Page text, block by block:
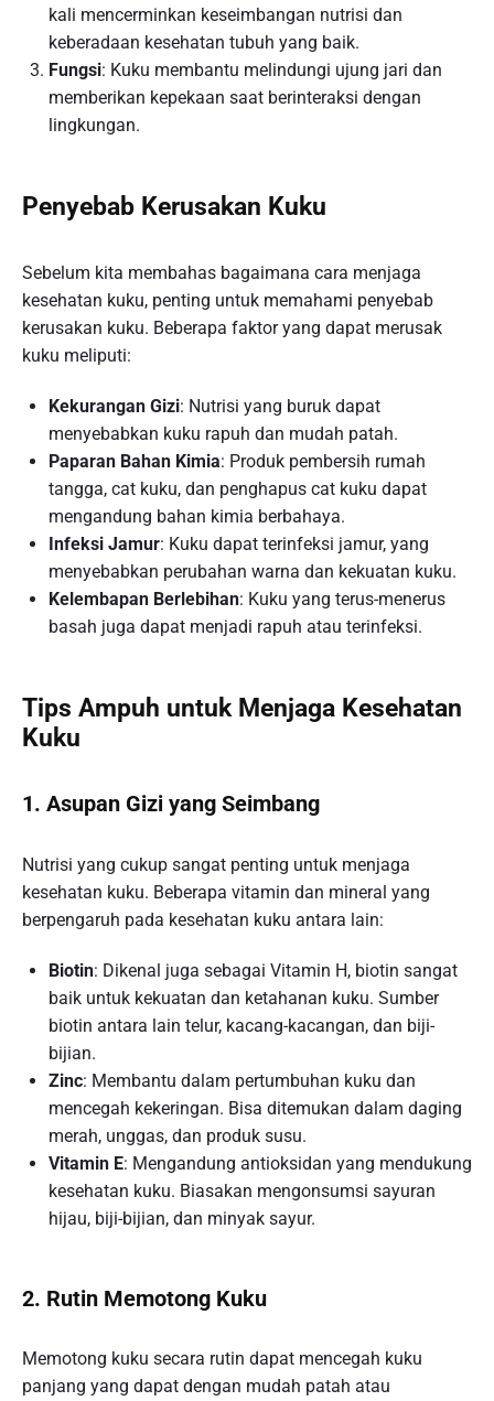
kali mencerminkan keseimbangan nutrisi dan
keberadaan kesehatan tubuh yang baik.
Fungsi: Kuku membantu melindungi ujung jari dan
memberikan kepekaan saat berinteraksi dengan
lingkungan.
Penyebab Kerusakan Kuku
Sebelum kita membahas bagaimana cara menjaga
kesehatan kuku, penting untuk memahami penyebab
kerusakan kuku. Beberapa faktor yang dapat merusak
kuku meliputi:
Kekurangan Gizi: Nutrisi yang buruk dapat
menyebabkan kuku rapuh dan mudah patah.
Paparan Bahan Kimia: Produk pembersih rumah
tangga, cat kuku, dan penghapus cat kuku dapat
mengandung bahan kimia berbahaya.
Infeksi Jamur: Kuku dapat terinfeksi jamur, yang
menyebabkan perubahan warna dan kekuatan kuku.
Kelembapan Berlebihan: Kuku yang terus-menerus
basah juga dapat menjadi rapuh atau terinfeksi.
Tips Ampuh untuk Menjaga Kesehatan
Kuku
1. Asupan Gizi yang Seimbang
Nutrisi yang cukup sangat penting untuk menjaga
kesehatan kuku. Beberapa vitamin dan mineral yang
berpengaruh pada kesehatan kuku antara lain:
Biotin: Dikenal juga sebagai Vitamin H, biotin sangat
baik untuk kekuatan dan ketahanan kuku. Sumber
biotin antara lain telur, kacang-kacangan, dan biji-
bijian.
Zinc: Membantu dalam pertumbuhan kuku dan
mencegah kekeringan. Bisa ditemukan dalam daging
merah, unggas, dan produk susu.
Vitamin E: Mengandung antioksidan yang mendukung
kesehatan kuku. Biasakan mengonsumsi sayuran
hijau, biji-bijian, dan minyak sayur.
2. Rutin Memotong Kuku
Memotong kuku secara rutin dapat mencegah kuku
panjang yang dapat dengan mudah patah atau